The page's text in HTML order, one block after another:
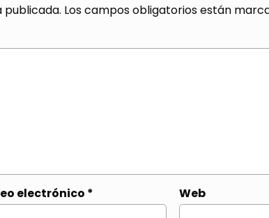
publicada. Los campos obligatorios están
electrónico * Web